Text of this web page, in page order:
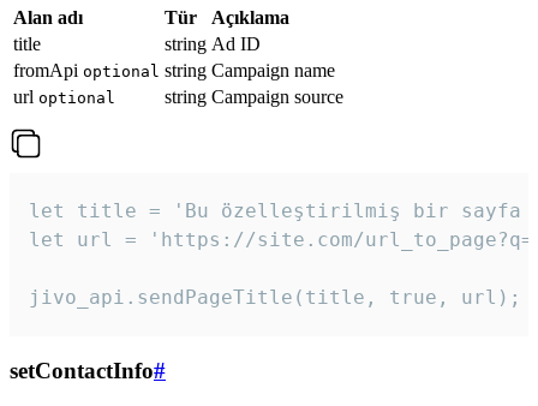
Alan adı Tür
Açıklama
title
string Ad ID
fromApi optional string Campaign name
url optional string Campaign source
let title = 'Bu özelleştirilmiş bir sayfa
let url = 'https://site.com/
jivo_api.sendPageTitle(title, true, url);
setContactInfo#